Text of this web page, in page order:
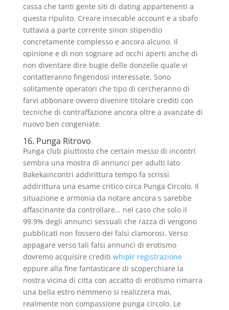
cassa che tanti gente siti di dating appartenenti a
questa ripulito. Creare insecable account e a sbafo
tuttavia a parte corrente sinon stipendio
concretamente complesso e ancora alcuno. Il
opinione e di non sognare ad occhi aperti anche di
non diventare dire bugie delle donzelle quale vi
contatteranno fingendosi interessate. Sono
solitamente operatori che tipo di cercheranno di
farvi abbonare ovvero divenire titolare crediti con
tecniche di contraffazione ancora oltre a avanzate di
nuovo ben congeniate.
16. Punga Ritrovo
Punga club piuttosto che certain messo di incontri
sembra una mostra di annunci per adulti lato
Bakekaincontri addirittura tempo fa scrissi
addirittura una esame critico circa Punga Circolo. Il
situazione e armonia da notare ancora s sarebbe
affascinante da controllare… nel caso che solo il
99.9% degli annunci sessuali che razza di vengono
pubblicati non fossero dei falsi clamorosi. Verso
appagare verso tali falsi annunci di erotismo
dovremo acquisire crediti whiplr registrazione
eppure alla fine fantasticare di scoperchiare la
nostra vicina di citta con accatto di erotismo rimarra
una bella estro nemmeno si realizzera mai,
realmente non compassione punga circolo. Le